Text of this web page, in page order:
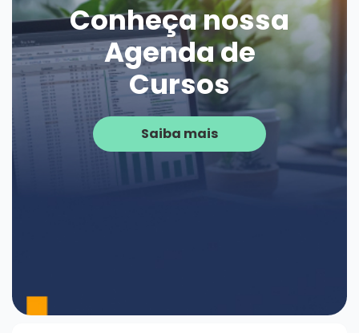
Conheça nossa
Agenda de
Cursos
Saiba mais